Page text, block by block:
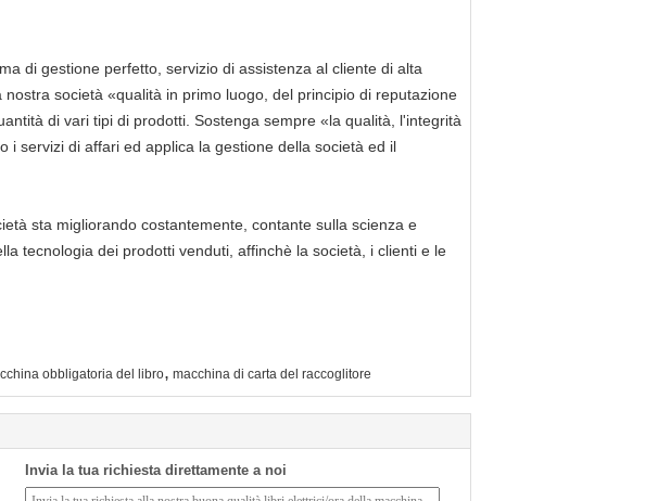
di gestione perfetto, servizio di assistenza al cliente di alta
società «qualità in primo luogo, del principio di reputazione
di vari tipi di prodotti. Sostenga sempre «la qualità, l'integrità
i servizi di affari ed applica la gestione della società ed il
sta migliorando costantemente, contante sulla scienza e
tecnologia dei prodotti venduti, affinchè la società, i clienti e le
obbligatoria del libro, macchina di carta del raccoglitore
Invia la tua richiesta direttamente a noi